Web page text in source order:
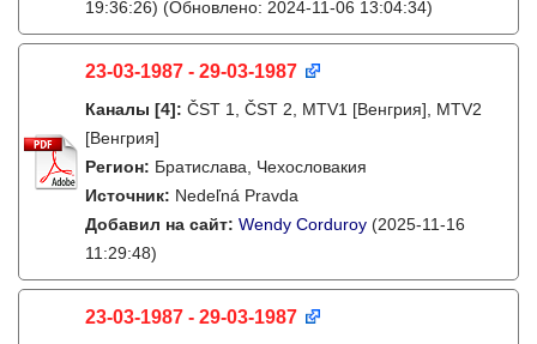
19:36:26) (Обновлено: 2024-11-06 13:04:34)
23-03-1987 - 29-03-1987
Каналы [4]: ČST 1, ČST 2, MTV1 [Венгрия], MTV2
[Венгрия]
Регион: Братислава, Чехословакия
Источник: Nedeľná Pravda
Добавил на сайт: Wendy Corduroy (2025-11-16
11:29:48)
23-03-1987 - 29-03-1987